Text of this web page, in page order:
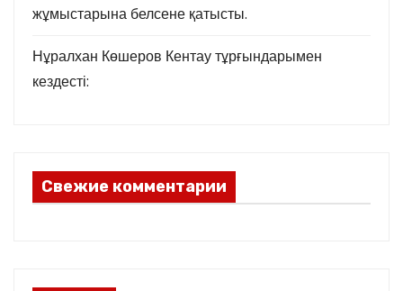
жұмыстарына белсене қатысты.
Нұралхан Көшеров Кентау тұрғындарымен
кездесті:
Свежие комментарии